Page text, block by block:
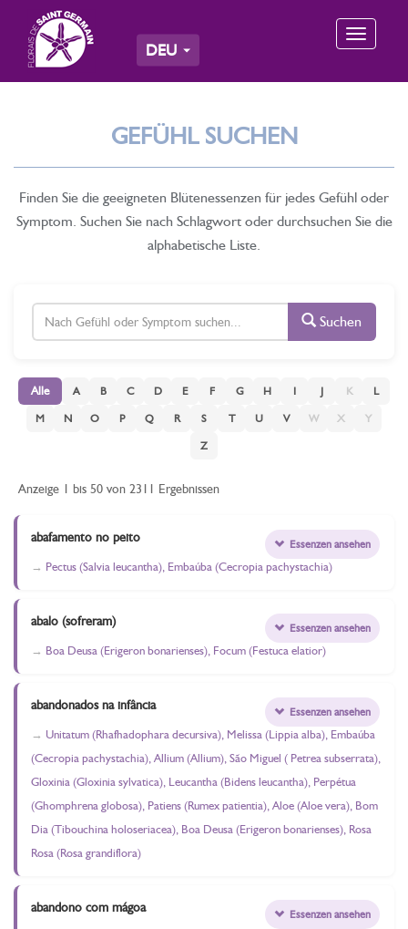
Toggle
DEU
GEFÜHL SUCHEN
Finden Sie die geeigneten Blütenessenzen für jedes Gefühl oder
Symptom. Suchen Sie nach Schlagwort oder durchsuchen Sie die
alphabetische Liste.
Suchen
Alle A B C D E F G H I J K L
M N O P Q R S T U V W X Y
Z
Anzeige 1 bis 50 von 2311 Ergebnissen
abafamento no peito
Pectus (Salvia leucantha), Embaúba (Cecropia pachystachia)
Essenzen ansehen
abalo (sofreram)
Boa Deusa (Erigeron bonarienses), Focum (Festuca elatior)
Essenzen ansehen
abandonados na infância
Unitatum (Rhafhadophara decursiva), Melissa (Lippia alba), Embaúba
(Cecropia pachystachia), Allium (Allium), São Miguel ( Petrea subserrata),
Gloxinia (Gloxinia sylvatica), Leucantha (Bidens leucantha), Perpétua
(Ghomphrena globosa), Patiens (Rumex patientia), Aloe (Aloe vera), Bom
Dia (Tibouchina holoseriacea), Boa Deusa (Erigeron bonarienses), Rosa
Rosa (Rosa grandiflora)
Essenzen ansehen
abandono com mágoa Essenzen ansehen